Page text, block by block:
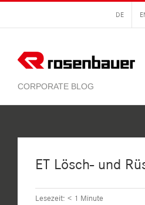
springen
DE
ET Lösch- und
Lesezeit: < 1 Minute